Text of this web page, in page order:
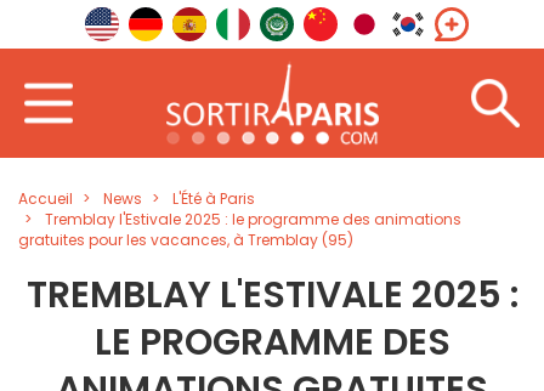
Accueil News
L'Été à Paris
Tremblay l'Estivale 2025 : le programme des animations
gratuites pour les vacances, à Tremblay (95)
TREMBLAY L'ESTIVALE 2025 :
LE PROGRAMME DES